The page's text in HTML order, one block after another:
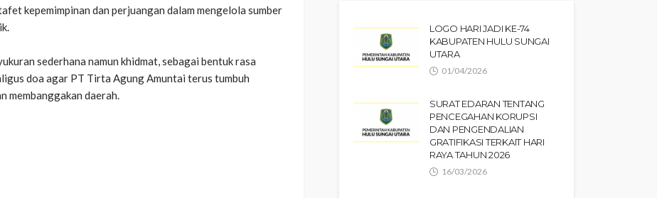
kepemimpinan dan perjuangan dalam mengelola sumber
sederhana namun khidmat, sebagai bentuk rasa
doa agar PT Tirta Agung Amuntai terus tumbuh
membanggakan daerah.
LOGO HARI JADI KE-74
KABUPATEN HULU SUNGAI
UTARA
01/04/2026
SURAT EDARAN TENTANG
PENCEGAHAN KORUPSI
DAN PENGENDALIAN
GRATIFIKASI TERKAIT HARI
RAYA TAHUN 2026
16/03/2026